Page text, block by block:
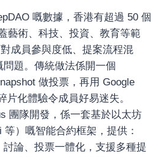
嘅數據，香港有超過 50 個
藝術、科技、投資、教育等範
成員參與度低、提案流程混
題。傳統做法係開一個
做投票，再用 Google
片化體驗令成員好易迷失。
團隊開發，係一套基於以太坊
等）嘅智能合約框架，提供：
討論、投票一體化，支援多種提